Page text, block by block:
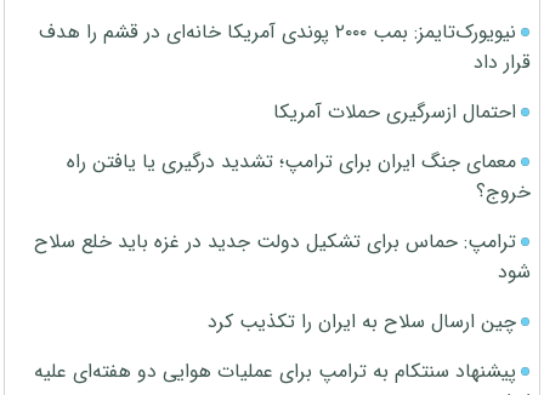
نیویورک‌تایمز: بمب ۲۰۰۰ پوندی آمریکا خانه‌ای در قشم را هدف
قرار داد
احتمال ازسرگیری حملات آمریکا
معمای جنگ ایران برای ترامپ؛ تشدید درگیری یا یافتن راه
خروج؟
ترامپ: حماس برای تشکیل دولت جدید در غزه باید خلع سلاح
شود
چین ارسال سلاح به ایران را تکذیب کرد
پیشنهاد سنتکام به ترامپ برای عملیات هوایی دو هفته‌ای علیه